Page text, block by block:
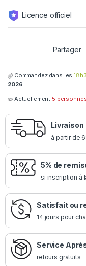
Licence officiel
Partager
Commandez dans les
2026
Actuellement 5
à partir de
5% de
si inscription à
Satisfait ou
14 jours pour
Service
retours gratuits